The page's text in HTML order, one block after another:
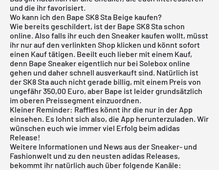
und die ihr favorisiert.
Wo kann ich den Bape SK8 Sta Beige kaufen?
Wie bereits geschildert, ist der Bape SK8 Sta schon
online. Also falls ihr euch den Sneaker kaufen wollt, müsst
ihr nur auf den verlinkten Shop klicken und könnt sofort
einen Kauf tätigen. Beeilt euch lieber mit einem Kauf,
denn Bape Sneaker eigentlich nur bei Solebox online
gehen und daher schnell ausverkauft sind. Natürlich ist
der SK8 Sta auch nicht gerade billig, mit einem Preis von
ungefähr 350,00 Euro, aber Bape ist leider grundsätzlich
im oberen Preissegment einzuordnen.
Kleiner Reminder: Raffles könnt ihr die nur in der App
einsehen. Es lohnt sich also, die App herunterzuladen. Wir
wünschen euch wie immer viel Erfolg beim adidas
Release!
Weitere Informationen und News aus der Sneaker- und
Fashionwelt und zu den neusten adidas Releases,
bekommt ihr natürlich auch über folgende Kanäle: